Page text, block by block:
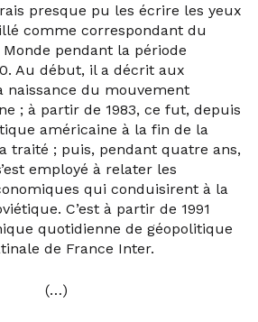
presque pu les écrire les yeux
comme correspondant du
pendant la période
Au début, il a décrit aux
naissance du mouvement
; à partir de 1983, ce fut, depuis
américaine à la fin de la
traité ; puis, pendant quatre ans,
employé à relater les
qui conduisirent à la
C’est à partir de 1991
quotidienne de géopolitique
de France Inter.
(…)